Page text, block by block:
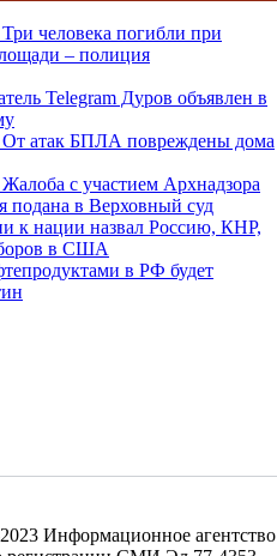
Три человека погибли при
– полиция
Telegram Дуров объявлен в
От атак БПЛА повреждены дома
Жалоба с участием Архнадзора
подана в Верховный суд
к нации назвал Россию, КНР,
в США
в РФ будет
Информационное агентство